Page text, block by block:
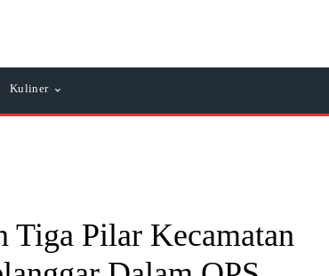
Kuliner
Tiga Pilar Kecamatan